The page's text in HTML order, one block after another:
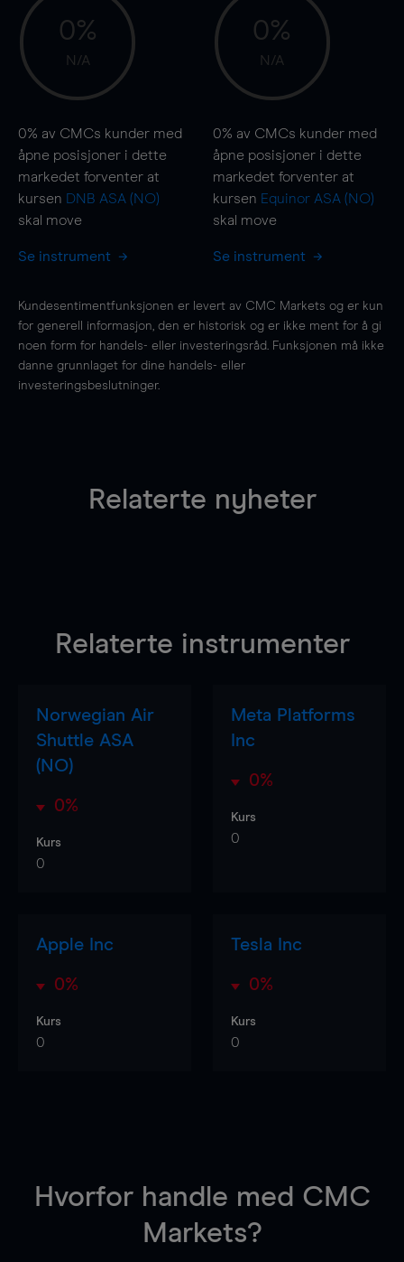
0%
N/A
0% av CMCs kunder med
åpne posisjoner i dette
markedet forventer at
kursen DNB ASA (NO)
skal move
Se instrument
0%
N/A
0% av CMCs kunder med
åpne posisjoner i dette
markedet forventer at
kursen Equinor ASA (NO)
skal move
Se instrument
Kundesentimentfunksjonen er levert av CMC Markets og er kun
for generell informasjon, den er historisk og er ikke ment for å gi
noen form for handels- eller investeringsråd. Funksjonen må ikke
danne grunnlaget for dine handels- eller
investeringsbeslutninger.
Relaterte nyheter
Relaterte instrumenter
Norwegian Air
Shuttle ASA
(NO)
0%
Kurs
0
Meta Platforms
Inc
0%
Kurs
0
Apple Inc
0%
Kurs
0
Tesla Inc
0%
Kurs
0
Hvorfor handle med CMC
Markets?